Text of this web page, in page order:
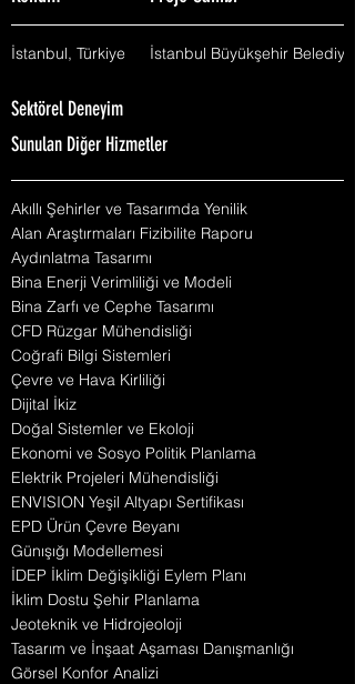
İstanbul, Türkiye İstanbul Büyükşehir Belediyesi
Sektörel Deneyim
Sunulan Diğer Hizmetler
Akıllı Şehirler ve Tasarımda Yenilik
Alan Araştırmaları Fizibilite Raporu
Aydınlatma Tasarımı
Bina Enerji Verimliliği ve Modeli
Bina Zarfı ve Cephe Tasarımı
CFD Rüzgar Mühendisliği
Coğrafi Bilgi Sistemleri
Çevre ve Hava Kirliliği
Dijital İkiz
Doğal Sistemler ve Ekoloji
Ekonomi ve Sosyo Politik Planlama
Elektrik Projeleri Mühendisliği
ENVISION Yeşil Altyapı Sertifikası
EPD Ürün Çevre Beyanı
Günışığı Modellemesi
İDEP İklim Değişikliği Eylem Planı
İklim Dostu Şehir Planlama
Jeoteknik ve Hidrojeoloji
Tasarım ve İnşaat Aşaması Danışmanlığı
Görsel Konfor Analizi